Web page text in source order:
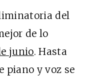
del
de lo
junio. Hasta
piano y voz se